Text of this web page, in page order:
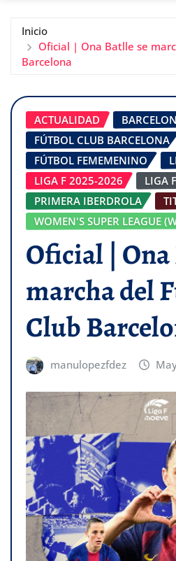
Inicio
Oficial | Ona Batlle se
Barcelona
ACTUALIDAD
FÚTBOL CLUB BARCELONA
FÚTBOL FEMEMENINO
LIGA F 2025-2026
LIGA
PRIMERA IBERDROLA
WOMEN'S SUPER LEAGUE
Oficial | Ona
marcha del
Club
manulopezfdez